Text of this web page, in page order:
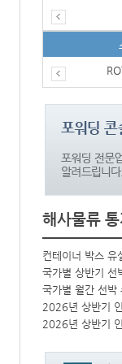
해사물류 통
컨테이너 박스
국가별 상반기
국가별 월간 선
2026년 상반기
2026년 상반기